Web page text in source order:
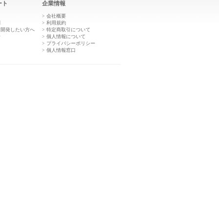
ト
発したい方へ
企業情報
会社概要
利用規約
特定商取引について
個人情報について
プライバシーポリシー
個人情報窓口